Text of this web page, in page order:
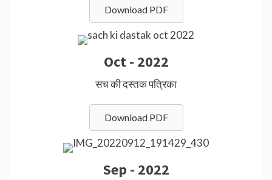
Download PDF
Oct - 2022
सच की दस्तक पत्रिका
Download PDF
Sep - 2022